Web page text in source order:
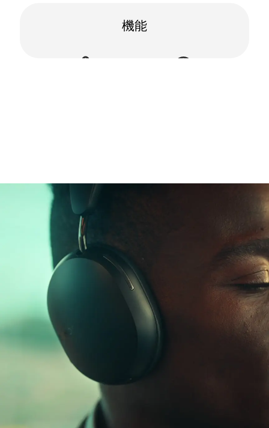
機能
Dolby Atmos
ダイナミックヘッド
USB-Cおよび3.5 mm
装着検出
パーソナルリ
スニング体験
の完成形